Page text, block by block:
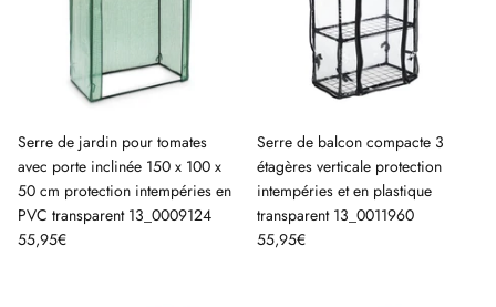
Serre de jardin pour tomates
avec porte inclinée 150 x 100 x
50 cm protection intempéries en
PVC transparent 13_0009124
55,95€
Serre de balcon compacte 3
étagères verticale protection
intempéries et en plastique
transparent 13_0011960
55,95€